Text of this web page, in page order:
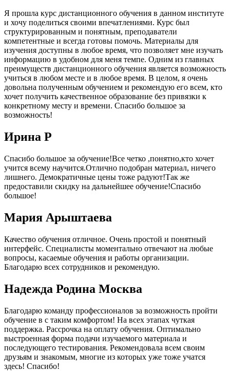
Я прошла курс дистанционного обучения в данном институте
и хочу поделиться своими впечатлениями. Курс был
структурированным и понятным, преподаватели
компетентные и всегда готовы помочь. Материалы для
изучения доступны в любое время, что позволяет мне изучать
информацию в удобном для меня темпе. Одним из главных
преимуществ дистанционного обучения является возможность
учиться в любом месте и в любое время. В целом, я очень
довольна полученным обучением и рекомендую его всем, кто
хочет получить качественное образование без привязки к
конкретному месту и времени. Спасибо большое за
возможность!
Ирина Р
Спасибо большое за обучение!Все четко ,понятно,кто хочет
учится всему научится.Отлично подобран материал, ничего
лишнего. Демократичные цены тоже радуют!Так же
предоставили скидку на дальнейшее обучение!Спасибо
большое!
Мария Арыштаева
Качество обучения отличное. Очень простой и понятный
интерфейс. Специалисты моментально отвечают на любые
вопросы, касаемые обучения и работы организации.
Благодарю всех сотрудников и рекомендую.
Надежда Родина Москва
Благодарю команду профессионалов за возможность пройти
обучение в с таким комфортом! На всех этапах чуткая
поддержка. Рассрочка на оплату обучения. Оптимально
выстроенная форма подачи изучаемого материала и
последующего тестирования. Рекомендовала всем своим
друзьям и знакомым, многие из которых уже тоже учатся
здесь! Спасибо!